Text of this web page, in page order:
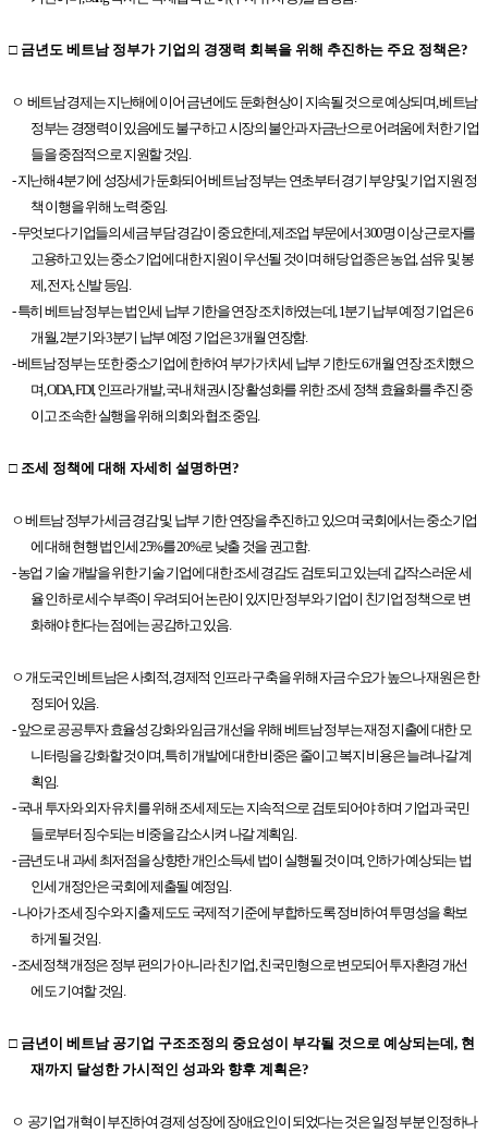
□ 금년도 베트남 정부가 기업의 경쟁력 회복을 위해 추진하는 주요 정책은?
ㅇ 베트남 경제는 지난해에 이어 금년에도 둔화현상이 지속될 것으로 예상되며, 베트남
정부는 경쟁력이 있음에도 불구하고 시장의 불안과 자금난으로 어려움에 처한 기업
들을 중점적으로 지원할 것임.
- 지난해 4분기에 성장세가 둔화되어 베트남 정부는 연초부터 경기 부양 및 기업 지원 정
책 이행을 위해 노력 중임.
- 무엇보다 기업들의 세금 부담 경감이 중요한데, 제조업 부문에서 300명 이상 근로자를
고용하고 있는 중소기업에 대한 지원이 우선될 것이며 해당 업종은 농업, 섬유 및 봉
제, 전자, 신발 등임.
- 특히 베트남 정부는 법인세 납부 기한을 연장 조치하였는데, 1분기 납부 예정 기업은 6
개월, 2분기와 3분기 납부 예정 기업은 3개월 연장함.
- 베트남 정부는 또한 중소기업에 한하여 부가가치세 납부 기한도 6개월 연장 조치했으
며, ODA, FDI, 인프라 개발, 국내 채권시장 활성화를 위한 조세 정책 효율화를 추진 중
이고 조속한 실행을 위해 의회와 협조 중임.
□ 조세 정책에 대해 자세히 설명하면?
ㅇ 베트남 정부가 세금 경감 및 납부 기한 연장을 추진하고 있으며 국회에서는 중소기업
에 대해 현행 법인세 25%를 20%로 낮출 것을 권고함.
- 농업 기술 개발을 위한 기술 기업에 대한 조세 경감도 검토되고 있는데 갑작스러운 세
율 인하로 세수 부족이 우려되어 논란이 있지만 정부와 기업이 친기업 정책으로 변
화해야 한다는 점에는 공감하고 있음.
ㅇ 개도국인 베트남은 사회적, 경제적 인프라 구축을 위해 자금 수요가 높으나 재원은 한
정되어 있음.
- 앞으로 공공투자 효율성 강화와 임금 개선을 위해 베트남 정부는 재정 지출에 대한 모
니터링을 강화할 것이며, 특히 개발에 대한 비중은 줄이고 복지 비용은 늘려나갈 계
획임.
- 국내 투자와 외자 유치를 위해 조세 제도는 지속적으로 검토되어야 하며 기업과 국민
들로부터 징수되는 비중을 감소시켜 나갈 계획임.
- 금년도 내 과세 최저점을 상향한 개인소득세 법이 실행될 것이며, 인하가 예상되는 법
인세 개정안은 국회에 제출될 예정임.
- 나아가 조세 징수와 지출 제도도 국제적 기준에 부합하도록 정비하여 투명성을 확보
하게 될 것임.
- 조세정책 개정은 정부 편의가 아니라 친기업, 친국민형으로 변모되어 투자환경 개선
에도 기여할 것임.
□ 금년이 베트남 공기업 구조조정의 중요성이 부각될 것으로 예상되는데, 현
재까지 달성한 가시적인 성과와 향후 계획은?
ㅇ 공기업 개혁이 부진하여 경제 성장에 장애요인이 되었다는 것은 일정 부분 인정하나